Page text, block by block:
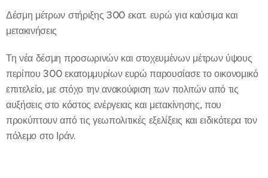
Δέσμη μέτρων στήριξης 300 εκατ. ευρώ για καύσιμα και
μετακινήσεις
Τη νέα δέσμη προσωρινών και στοχευμένων μέτρων ύψους
περίπου 300 εκατομμυρίων ευρώ παρουσίασε το οικονομικό
επιτελείο, με στόχο την ανακούφιση των πολιτών από τις
αυξήσεις στο κόστος ενέργειας και μετακίνησης, που
προκύπτουν από τις γεωπολιτικές εξελίξεις και ειδικότερα τον
πόλεμο στο Ιράν.